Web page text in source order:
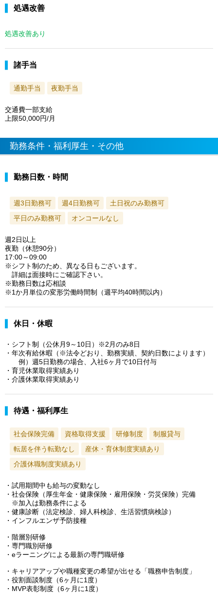
処遇改善
処遇改善あり
諸手当
通勤手当 夜勤手当
交通費一部支給
上限50,000円/月
勤務条件・福利厚生・その他
勤務日数・時間
週3日勤務可 週4日勤務可
土日祝のみ勤務可
平日のみ勤務可
オンコールなし
週2日以上
夜勤（休憩90分）
17:00～09:00
※シフト制のため、異なる日もございます。
詳細は面接時にご確認下さい。
※勤務日数は応相談
※1か月単位の変形労働時間制（週平均40時間以内）
休日・休暇
・シフト制（公休月9～10日）※2月のみ8日
・年次有給休暇（※法令どおり、勤務実績、契約日数によります）
例）週5日勤務の場合、入社6ヶ月で10日付与
・育児休業取得実績あり
・介護休業取得実績あり
待遇・福利厚生
社会保険完備 資格取得支援 研修制度
制服貸与
転居を伴う転勤なし
産休・育休制度実績あり
介護休職制度実績あり
・試用期間中も給与の変動なし
・社会保険（厚生年金・健康保険・雇用保険・労災保険）完備
※加入は勤務条件による
・健康診断（法定検診、婦人科検診、生活習慣病検診）
・インフルエンザ予防接種
・階層別研修
・専門職別研修
・eラーニングによる最新の専門職研修
・キャリアアップや職種変更の希望が出せる「職務申告制度」
・役割面談制度（6ヶ月に1度）
・MVP表彰制度（6ヶ月に1度）